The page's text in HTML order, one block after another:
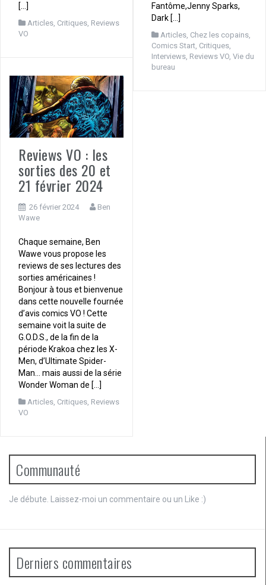
[…]
Articles Critiques Reviews
VO
Fantôme,Jenny Sparks,
Dark […]
Articles Chez les copains
Comics Start Critiques
Interviews Reviews VO Vie du
bureau
Reviews VO : les
sorties des 20 et
21 février 2024
26 février 2024
Ben
Wawe
Chaque semaine, Ben
Wawe vous propose les
reviews de ses lectures des
sorties américaines !
Bonjour à tous et bienvenue
dans cette nouvelle fournée
d’avis comics VO ! Cette
semaine voit la suite de
G.O.D.S., de la fin de la
période Krakoa chez les X-
Men, d’Ultimate Spider-
Man… mais aussi de la série
Wonder Woman de […]
Articles Critiques Reviews
VO
Communauté
Je débute. Laissez-moi un commentaire ou un Like :)
Derniers commentaires